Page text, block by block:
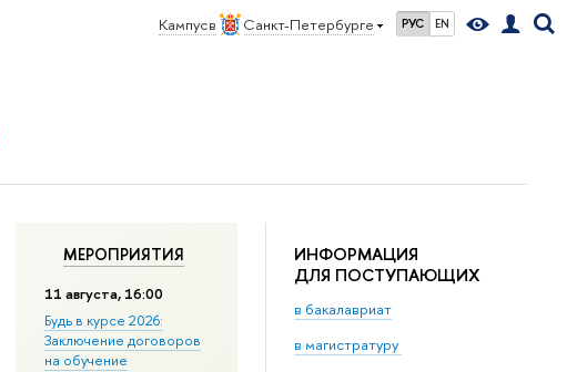
Кампус в Санкт-Петербурге РУС EN
ИНФОРМАЦИЯ
ДЛЯ ПОСТУПАЮЩИХ
в бакалавриат
в магистратуру
МЕРОПРИЯТИЯ
11 августа, 16:00
Будь в курсе 2026:
Заключение договоров
на обучение